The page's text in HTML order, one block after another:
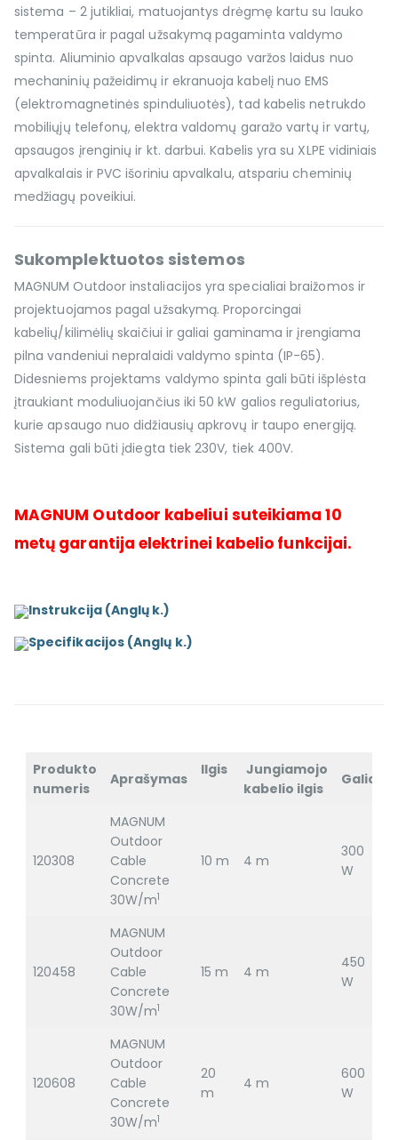
sistema – 2 jutikliai, matuojantys drėgmę kartu su lauko
temperatūra ir pagal užsakymą pagaminta valdymo
spinta. Aliuminio apvalkalas apsaugo varžos laidus nuo
mechaninių pažeidimų ir ekranuoja kabelį nuo EMS
(elektromagnetinės spinduliuotės), tad kabelis netrukdo
mobiliųjų telefonų, elektra valdomų garažo vartų ir vartų,
apsaugos įrenginių ir kt. darbui. Kabelis yra su XLPE vidiniais
apvalkalais ir PVC išoriniu apvalkalu, atspariu cheminių
medžiagų poveikiui.
Sukomplektuotos sistemos
MAGNUM Outdoor instaliacijos yra specialiai braižomos ir
projektuojamos pagal užsakymą. Proporcingai
kabelių/kilimėlių skaičiui ir galiai gaminama ir įrengiama
pilna vandeniui nepralaidi valdymo spinta (IP-65).
Didesniems projektams valdymo spinta gali būti išplėsta
įtraukiant moduliuojančius iki 50 kW galios reguliatorius,
kurie apsaugo nuo didžiausių apkrovų ir taupo energiją.
Sistema gali būti įdiegta tiek 230V, tiek 400V.
MAGNUM Outdoor kabeliui suteikiama 10
metų garantija elektrinei kabelio funkcijai.
Instrukcija (Anglų k.)
Specifikacijos (Anglų k.)
Produkto
numeris
Aprašymas
Ilgis
Jungiamojo
kabelio ilgis
Galia
120308
MAGNUM
Outdoor
Cable
Concrete
30W/m1
10 m 4 m
300
W
120458
MAGNUM
Outdoor
Cable
Concrete
30W/m1
15 m 4 m
450
W
120608
MAGNUM
Outdoor
Cable
Concrete
30W/m1
20
m
4 m
600
W